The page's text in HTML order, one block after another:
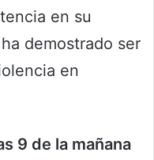
en su
demostrado ser
en
9 de la mañana